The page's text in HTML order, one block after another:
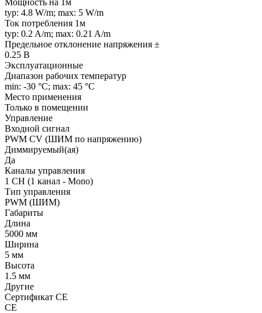
typ: 4.8 W/m; max: 5 W/m
Ток потребления 1м
typ: 0.2 A/m; max: 0.21 A/m
Предельное отклонение напряжения ±
0.25 В
Эксплуатационные
Диапазон рабочих температур
min: -30 °C; max: 45 °C
Место применения
Только в помещении
Управление
Входной сигнал
PWM СV (ШИМ по напряжению)
Диммируемый(ая)
Да
Каналы управления
1 CH (1 канал - Mono)
Тип управления
PWM (ШИМ)
Габариты
Длина
5000 мм
Ширина
5 мм
Высота
1.5 мм
Другие
Сертификат CE
CE